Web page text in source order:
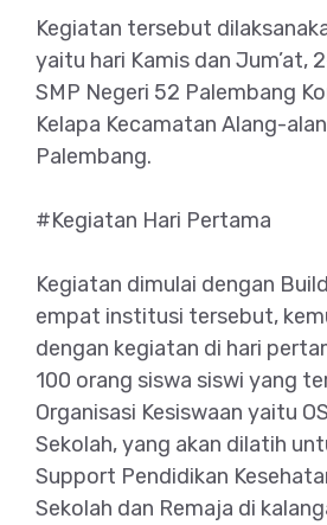
Kegiatan tersebut
yaitu hari Kamis dan Jum’at,
SMP Negeri 52 Palembang
Kelapa Kecamatan Alang-
Palembang.
#Kegiatan Hari Pertama
Kegiatan dimulai dengan
empat institusi tersebut,
dengan kegiatan di hari
100 orang siswa siswi yang
Organisasi Kesiswaan yaitu
Sekolah, yang akan dilatih
Support Pendidikan
Sekolah dan Remaja di